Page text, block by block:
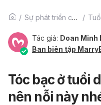
Sự phát triển của trẻ
Tác giả: Doan Minh
Ban biên tập
Tóc bạc ở tuổi
nên nỗi này